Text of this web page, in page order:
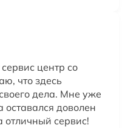
центр со
что здесь
дела. Мне уже
оставался доволен
отличный сервис!